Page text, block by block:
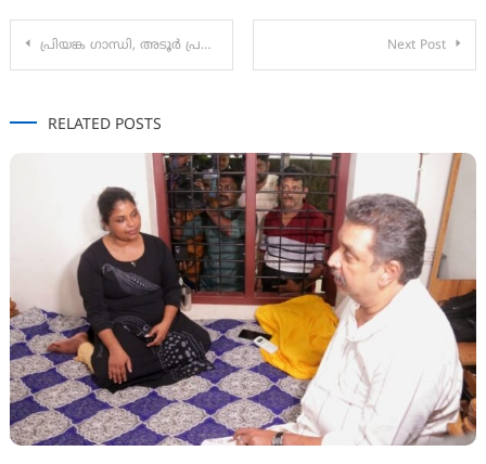
Post
പ്രിയങ്ക ഗാന്ധി, അടൂർ പ്രകാശ്, ആന്റോ ആന്റണി എന്നിവരുടെയും ഓഫീസിലേക്ക് നാളെ ബിജെപി പ്രതിഷേധ മാർച്ച് Next Post
RELATED POSTS